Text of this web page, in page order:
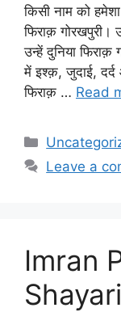
किसी नाम को
फिराक़
उन्हें दुनिया
में इश्क़, जुदाई, दर्द
फिराक़ … Read
Categories
Leave a
Imran
Shayari